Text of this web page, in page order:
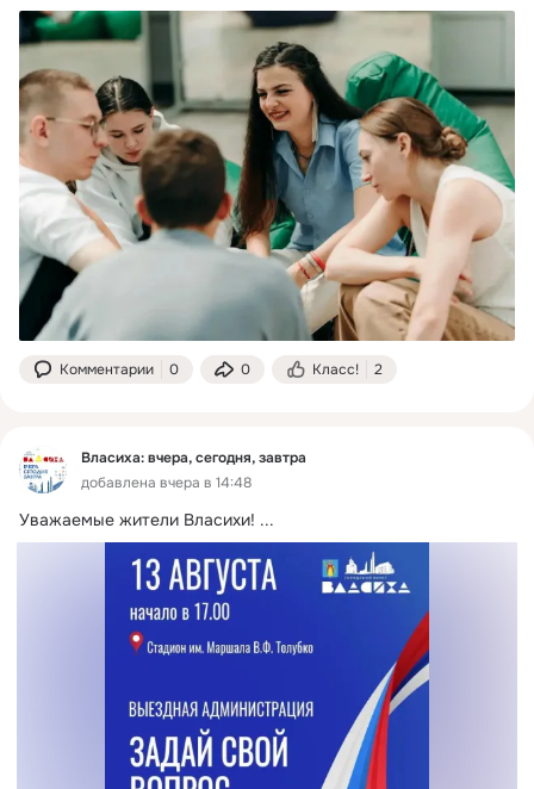
Комментарии 0 0 Класс! 2
Власиха: вчера, сегодня, завтра
добавлена вчера в 14:48
Уважаемые жители Власихи! ...